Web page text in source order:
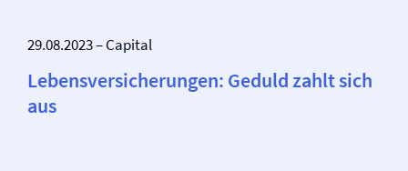
29.08.2023 – Capital
Lebens­versicherungen: Geduld zahlt sich
aus